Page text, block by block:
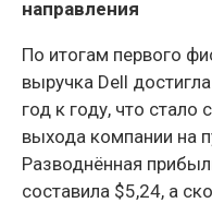
направления
По итогам первого
выручка Dell достигла
год к году, что
выхода компании на
Разводнённая
составила $5,24, а